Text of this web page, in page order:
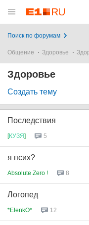
Поиск по форумам
Общение Здоровье
Здоровье
Создать тему
Последствия
[КУЗЯ] 5
я псих?
Absolute Zero ! 8
Логопед
*ElenkO* 12